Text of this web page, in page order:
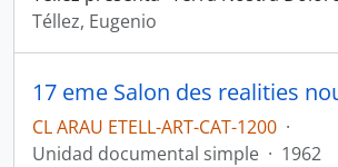
Téllez, Eugenio
CL ARAU ETELL-ART-CAT-1200 ·
Unidad documental simple · 1962